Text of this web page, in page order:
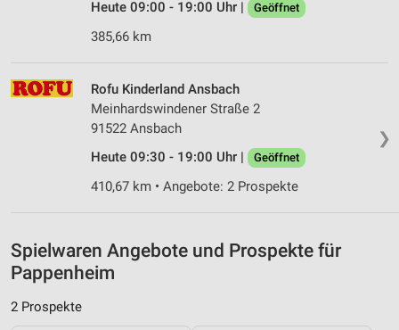
Heute 09:00 - 19:00 Uhr | Geöffnet
385,66 km
❯
Rofu Kinderland Ansbach
Meinhardswindener Straße 2
91522 Ansbach
Heute 09:30 - 19:00 Uhr |
Geöffnet
410,67 km • Angebote: 2 Prospekte
Spielwaren Angebote und Prospekte für
Pappenheim
2 Prospekte
Funktional